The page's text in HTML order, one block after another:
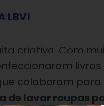
LBV!
criativa. Com
colaboram
de lavar roupas